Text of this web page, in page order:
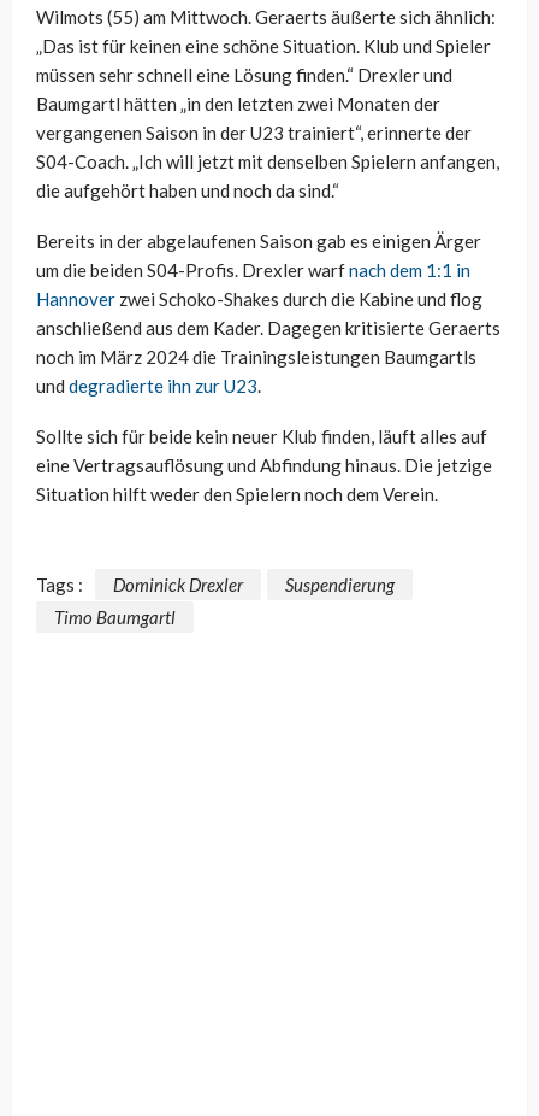
Wilmots (55) am Mittwoch. Geraerts äußerte sich ähnlich:
„Das ist für keinen eine schöne Situation. Klub und Spieler
müssen sehr schnell eine Lösung finden.“ Drexler und
Baumgartl hätten „in den letzten zwei Monaten der
vergangenen Saison in der U23 trainiert“, erinnerte der
S04-Coach. „Ich will jetzt mit denselben Spielern anfangen,
die aufgehört haben und noch da sind.“
Bereits in der abgelaufenen Saison gab es einigen Ärger
um die beiden S04-Profis. Drexler warfnach dem 1:1 in
Hannover zwei Schoko-Shakes durch die Kabine und flog
anschließend aus dem Kader. Dagegen kritisierte Geraerts
noch im März 2024 die Trainingsleistungen Baumgartls
und degradierte ihn zur U23.
Sollte sich für beide kein neuer Klub finden, läuft alles auf
eine Vertragsauflösung und Abfindung hinaus. Die jetzige
Situation hilft weder den Spielern noch dem Verein.
Tags : Dominick Drexler
Suspendierung
Timo Baumgartl